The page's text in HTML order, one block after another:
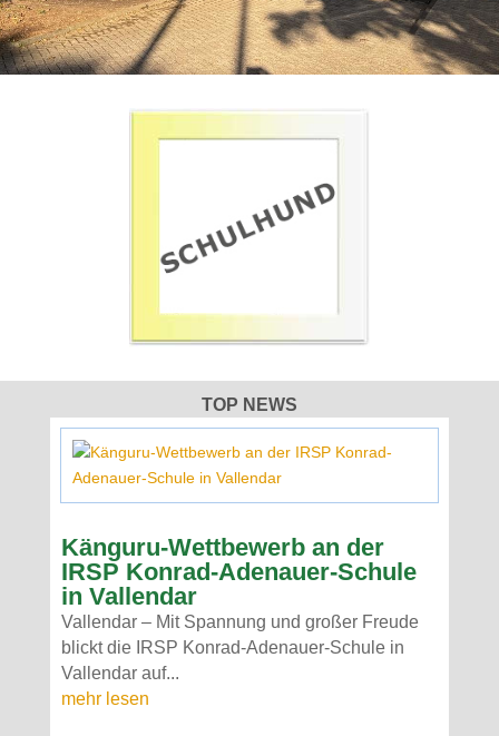
TOP NEWS
Känguru-Wettbewerb an der
IRSP Konrad-Adenauer-Schule
in Vallendar
Vallendar – Mit Spannung und großer Freude
blickt die IRSP Konrad-Adenauer-Schule in
Vallendar auf...
mehr lesen